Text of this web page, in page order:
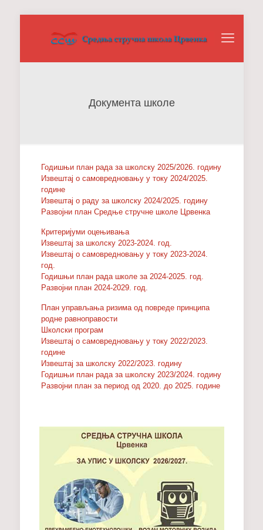
Документа школе
Годишњи план рада за школску 2025/2026. годину
Извештај о самовредновању у току 2024/2025.
године
Извештај о раду за школску 2024/2025. годину
Развојни план Средње стручне школе Црвенка
Критеријуми оцењивања
Извештај за школску 2023-2024. год.
Извештај о самовредновању у току 2023-2024.
год.
Годишњи план рада школе за 2024-2025. год.
Развојни план 2024-2029. год.
План управљања ризима од повреде принципа
родне равноправости
Школски програм
Извештај о самовредновању у току 2022/2023.
године
Извештај за школску 2022/2023. годину
Годишњи план рада за школску 2023/2024. годину
Развојни план за период од 2020. до 2025. године